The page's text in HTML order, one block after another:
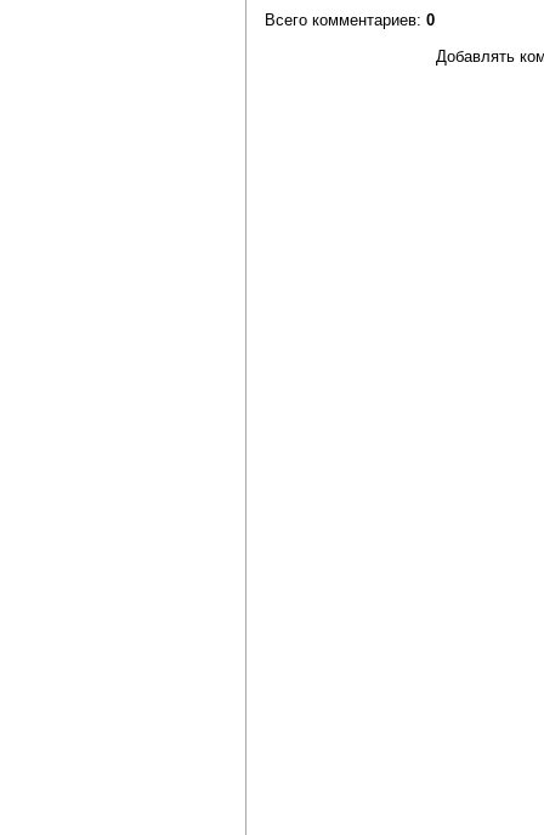
Всего комментариев: 0
Добавлять